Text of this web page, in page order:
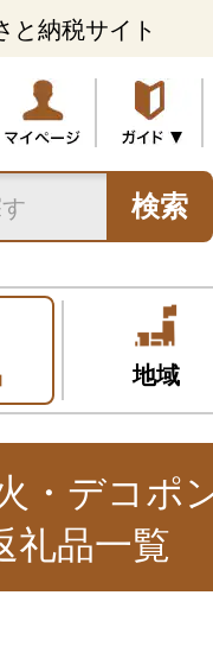
と納税サイト
検索
地域
・デコポ
礼品一覧